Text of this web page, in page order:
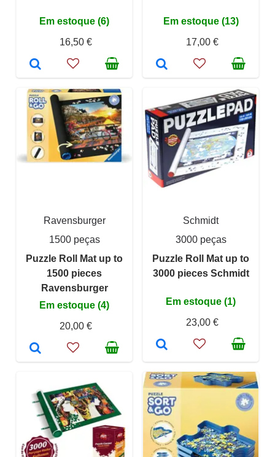
Em estoque (6)
16,50 €
Em estoque (13)
17,00 €
Ravensburger
1500 peças
Puzzle Roll Mat up to
1500 pieces
Ravensburger
Em estoque (4)
20,00 €
Schmidt
3000 peças
Puzzle Roll Mat up to
3000 pieces Schmidt
Em estoque (1)
23,00 €